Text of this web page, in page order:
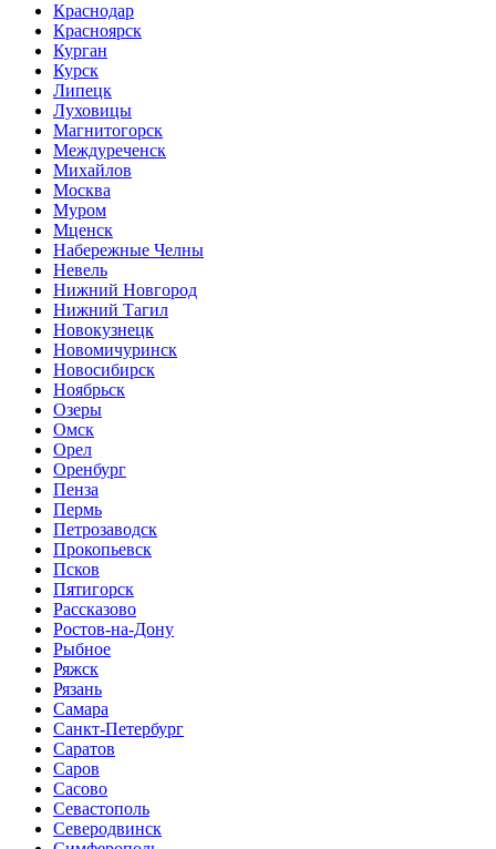
Краснодар
Красноярск
Курган
Курск
Липецк
Луховицы
Магнитогорск
Междуреченск
Михайлов
Москва
Муром
Мценск
Набережные Челны
Невель
Нижний Новгород
Нижний Тагил
Новокузнецк
Новомичуринск
Новосибирск
Ноябрьск
Озеры
Омск
Орел
Оренбург
Пенза
Пермь
Петрозаводск
Прокопьевск
Псков
Пятигорск
Рассказово
Ростов-на-Дону
Рыбное
Ряжск
Рязань
Самара
Санкт-Петербург
Саратов
Саров
Сасово
Севастополь
Северодвинск